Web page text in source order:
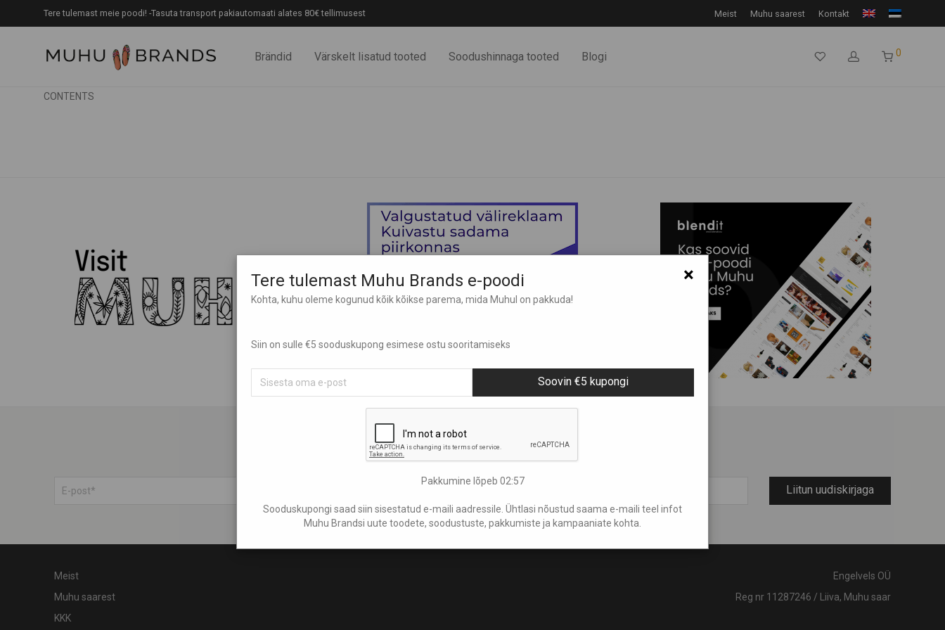
Tere tulemast meie poodi! -Tasuta transport pakiautomaati alates 80€ tellimusest Meist Muhu saarest Kontakt
Brändid Värskelt lisatud tooted Soodushinnaga tooted Blogi 0
CONTENTS
Telli meie uudiskiri
Liitun uudiskirjaga
Meist
Muhu saarest
KKK
Engelvels OÜ
Reg nr 11287246 / Liiva, Muhu saar
×
Tere tulemast Muhu Brands e-poodi
Kohta, kuhu oleme kogunud kõik kõikse parema, mida Muhul on pakkuda!
Siin on sulle €5 sooduskupong esimese ostu sooritamiseks
Soovin €5 kupongi
Pakkumine lõpeb 02:57
Sooduskupongi saad siin sisestatud e-maili aadressile. Ühtlasi nõustud saama e-maili teel infot
Muhu Brandsi uute toodete, soodustuste, pakkumiste ja kampaaniate kohta.